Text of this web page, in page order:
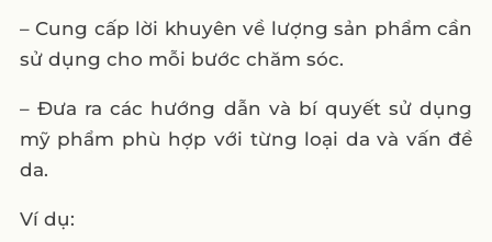
– Cung cấp lời khuyên về lượng sản phẩm cần
sử dụng cho mỗi bước chăm sóc.
– Đưa ra các hướng dẫn và bí quyết sử dụng
mỹ phẩm phù hợp với từng loại da và vấn đề
da.
Ví dụ: